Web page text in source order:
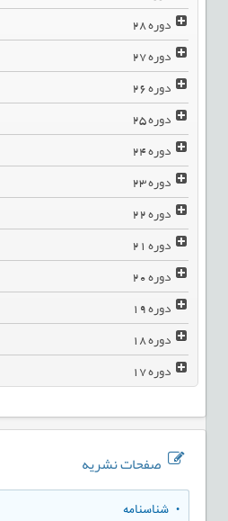
دوره28
دوره27
دوره26
دوره25
دوره24
دوره23
دوره22
دوره21
دوره20
دوره19
دوره18
دوره17
صفحات نشریه
• شناسنامه